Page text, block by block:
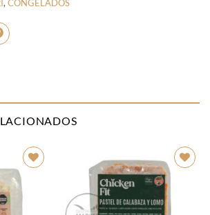
,CONGELADOS
Añadir